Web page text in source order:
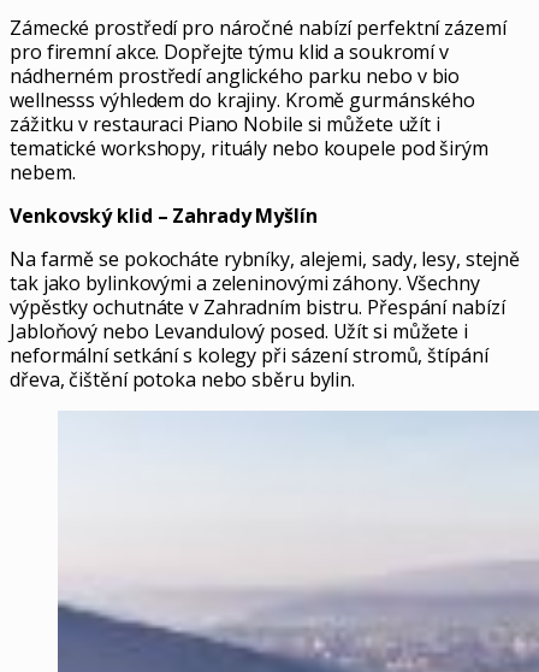
Zámecké prostředí pro náročné nabízí perfektní zázemí
pro firemní akce. Dopřejte týmu klid a soukromí v
nádherném prostředí anglického parku nebo v bio
wellnesss výhledem do krajiny. Kromě gurmánského
zážitku v restauraci Piano Nobile si můžete užít i
tematické workshopy, rituály nebo koupele pod širým
nebem.
Venkovský klid – Zahrady Myšlín
Na farmě se pokocháte rybníky, alejemi, sady, lesy, stejně
tak jako bylinkovými a zeleninovými záhony. Všechny
výpěstky ochutnáte v Zahradním bistru. Přespání nabízí
Jabloňový nebo Levandulový posed. Užít si můžete i
neformální setkání s kolegy při sázení stromů, štípání
dřeva, čištění potoka nebo sběru bylin.